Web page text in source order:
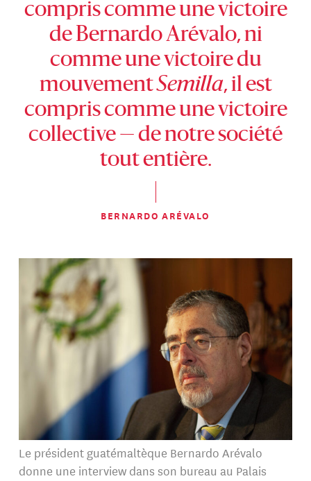
compris comme une victoire
de Bernardo Arévalo, ni
comme une victoire du
mouvementSemilla, il est
compris comme une victoire
collective — de notre société
tout entière.
BERNARDO ARÉVALO
Le président guatémaltèque Bernardo Arévalo
donne une interview dans son bureau au Palais